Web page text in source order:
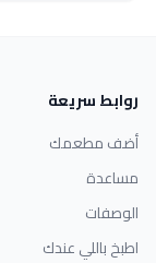
روابط سريعة
أضف مطعمك
مساعدة
الوصفات
اطبخ باللي عندك